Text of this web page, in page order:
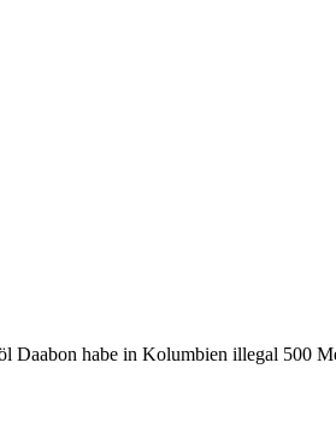
habe in Kolumbien illegal 500